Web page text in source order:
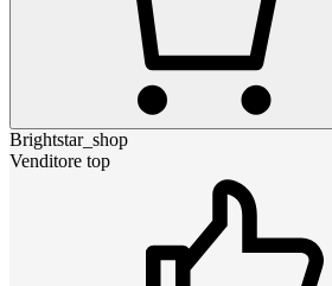
Brightstar_shop
Venditore top